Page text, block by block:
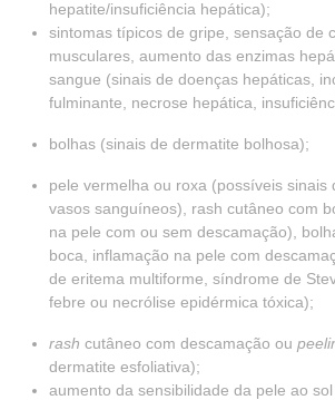
hepatite/insuficiência hepática);
sintomas típicos de gripe, sensação de
musculares, aumento das enzimas
sangue (sinais de doenças hepáticas,
fulminante, necrose hepática,
bolhas (sinais de dermatite bolhosa);
pele vermelha ou roxa (possíveis sinais
vasos sanguíneos), rash cutâneo com
na pele com ou sem descamação),
boca, inflamação na pele com
de eritema multiforme, síndrome de
febre ou necrólise epidérmica tóxica);
rash cutâneo com descamação ou
dermatite esfoliativa);
aumento da sensibilidade da pele ao